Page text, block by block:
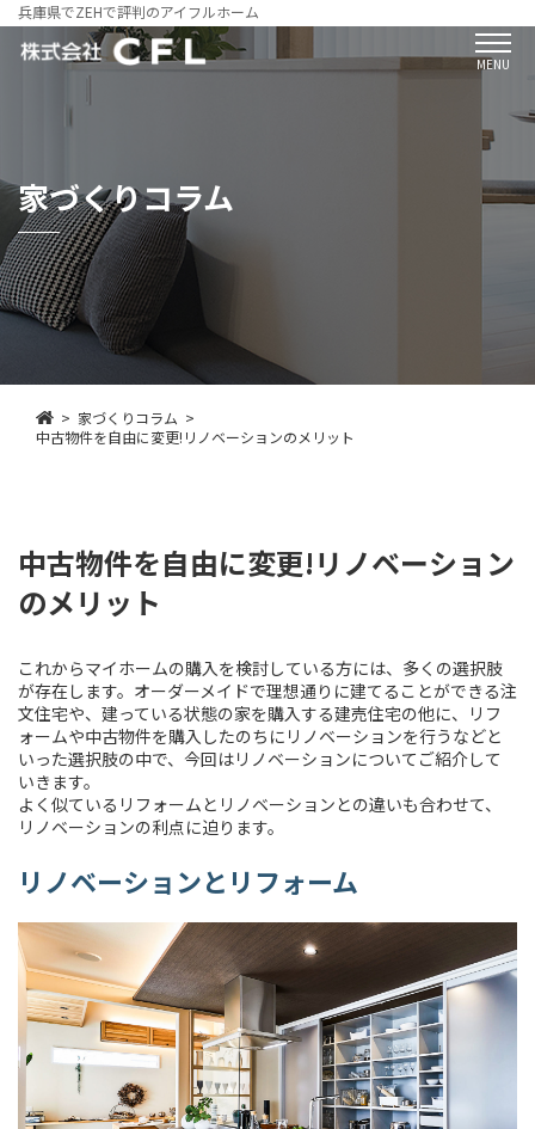
兵庫県でZEHで評判のアイフルホーム
MENU
家づくりコラム
家づくりコラム
中古物件を自由に変更!リノベーションのメリット
中古物件を自由に変更!リノベーション
のメリット
これからマイホームの購入を検討している方には、多くの選択肢
が存在します。オーダーメイドで理想通りに建てることができる注
文住宅や、建っている状態の家を購入する建売住宅の他に、リフ
ォームや中古物件を購入したのちにリノベーションを行うなどと
いった選択肢の中で、今回はリノベーションについてご紹介して
いきます。
よく似ているリフォームとリノベーションとの違いも合わせて、
リノベーションの利点に迫ります。
リノベーションとリフォーム